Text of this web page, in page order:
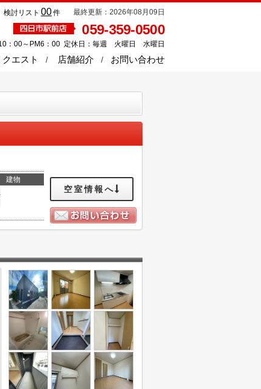
最終更新：2026年08月09日
検討リスト 00件
059-359-0500
：00～PM6：00 定休日：毎週 火曜日 水曜日
お問い合わせ
店舗紹介
エスト
建物
空室情報へ